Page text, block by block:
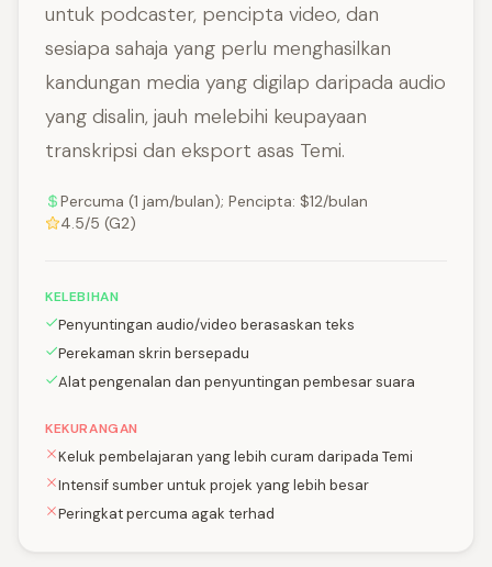
untuk podcaster, pencipta video, dan
sesiapa sahaja yang perlu menghasilkan
kandungan media yang digilap daripada audio
yang disalin, jauh melebihi keupayaan
transkripsi dan eksport asas Temi.
Percuma (1 jam/bulan); Pencipta: $12/bulan
4.5/5 (G2)
KELEBIHAN
Penyuntingan audio/video berasaskan teks
Perekaman skrin bersepadu
Alat pengenalan dan penyuntingan pembesar suara
KEKURANGAN
Keluk pembelajaran yang lebih curam daripada Temi
Intensif sumber untuk projek yang lebih besar
Peringkat percuma agak terhad